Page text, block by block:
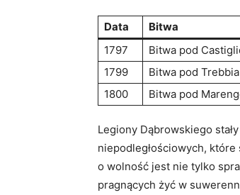
Data Bitwa
1797
Bitwa pod
1799
Bitwa pod Trebbia
1800
Bitwa pod
Legiony Dąbrowskiego
niepodległościowych,
o wolność jest nie tylko
pragnących żyć w